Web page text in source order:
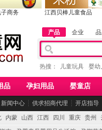
商务 江西贝棒儿童食品
产品 企业
热搜： 儿童玩具 婴幼
品 孕妇用品 婴童店
新闻中心 ┆ 供求招商代理 ┆ 开店指导
内蒙 山西 江西 四川 重庆 贵州